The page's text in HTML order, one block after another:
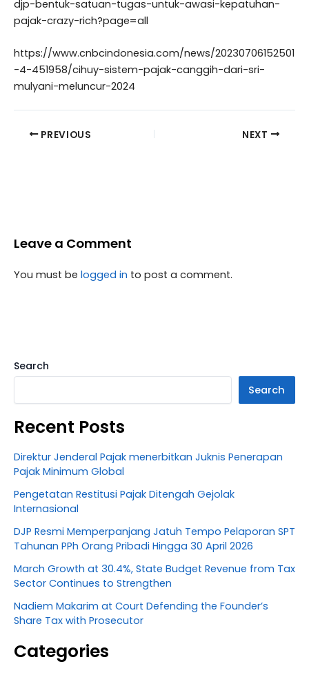
djp-bentuk-satuan-tugas-untuk-awasi-kepatuhan-
pajak-crazy-rich?page=all
https://www.cnbcindonesia.com/news/20230706152501
-4-451958/cihuy-sistem-pajak-canggih-dari-sri-
mulyani-meluncur-2024
PREVIOUS NEXT
Leave a Comment
You must be logged in to post a comment.
Search
Search
Recent Posts
Direktur Jenderal Pajak menerbitkan Juknis Penerapan
Pajak Minimum Global
Pengetatan Restitusi Pajak Ditengah Gejolak
Internasional
DJP Resmi Memperpanjang Jatuh Tempo Pelaporan SPT
Tahunan PPh Orang Pribadi Hingga 30 April 2026
March Growth at 30.4%, State Budget Revenue from Tax
Sector Continues to Strengthen
Nadiem Makarim at Court Defending the Founder’s
Share Tax with Prosecutor
Categories